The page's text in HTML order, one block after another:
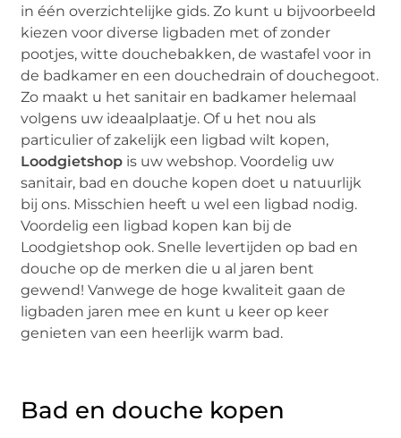
in één overzichtelijke gids. Zo kunt u bijvoorbeeld
kiezen voor diverse ligbaden met of zonder
pootjes, witte douchebakken, de wastafel voor in
de badkamer en een douchedrain of douchegoot.
Zo maakt u het sanitair en badkamer helemaal
volgens uw ideaalplaatje. Of u het nou als
particulier of zakelijk een ligbad wilt kopen,
Loodgietshop is uw webshop. Voordelig uw
sanitair, bad en douche kopen doet u natuurlijk
bij ons. Misschien heeft u wel een ligbad nodig.
Voordelig een ligbad kopen kan bij de
Loodgietshop ook. Snelle levertijden op bad en
douche op de merken die u al jaren bent
gewend! Vanwege de hoge kwaliteit gaan de
ligbaden jaren mee en kunt u keer op keer
genieten van een heerlijk warm bad.
Bad en douche kopen